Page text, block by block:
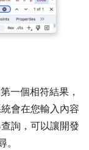
一個相符結果，
會在您輸入內容
詢，可以讓開發
。